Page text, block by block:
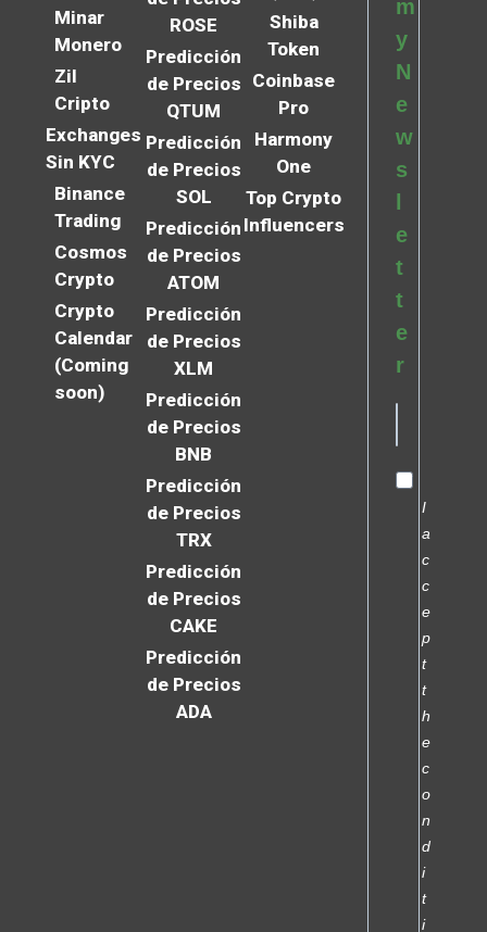
Minar
Monero
Zil
Cripto
Exchanges
Sin KYC
Binance
Trading
Cosmos
Crypto
Crypto
Calendar
(Coming
soon)
ROSE
Predicción
de Precios
QTUM
Predicción
de Precios
SOL
Predicción
de Precios
ATOM
Predicción
de Precios
XLM
Predicción
de Precios
BNB
Predicción
de Precios
TRX
Predicción
de Precios
CAKE
Predicción
de Precios
ADA
Shiba
Token
Coinbase
Pro
Harmony
One
Top Crypto
Influencers
m
y
N
e
w
s
e
t
t
e
r
I
a
c
c
e
p
t
t
h
e
c
o
n
d
i
t
i